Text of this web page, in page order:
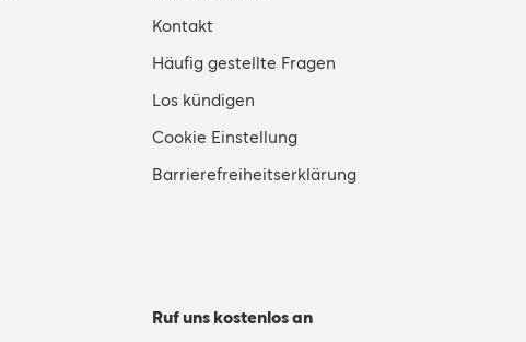
Kontakt
Häufig gestellte Fragen
Los kündigen
Cookie Einstellung
Barrierefreiheitserklärung
Ruf uns kostenlos an